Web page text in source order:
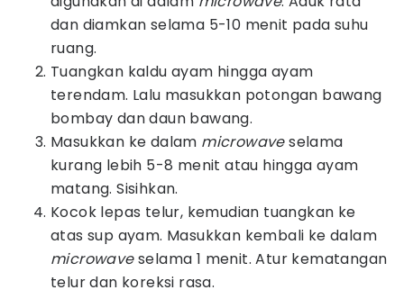
dan diamkan selama 5-10 menit pada suhu
ruang.
Tuangkan kaldu ayam hingga ayam
terendam. Lalu masukkan potongan bawang
bombay dan daun bawang.
Masukkan ke dalam microwaveselama
kurang lebih 5-8 menit atau hingga ayam
matang. Sisihkan.
Kocok lepas telur, kemudian tuangkan ke
atas sup ayam. Masukkan kembali ke dalam
microwaveselama 1 menit. Atur kematangan
telur dan koreksi rasa.